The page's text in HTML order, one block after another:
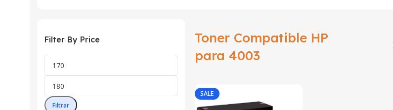
Filter By Price
Filtrar
Toner Compatible HP
para 4003
SALE